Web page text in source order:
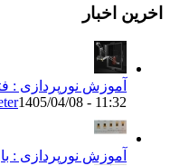
اخرین اخبار
آموزش نورپردازی :
1405/04/08 - 11:32
آموزش نورپردازی :